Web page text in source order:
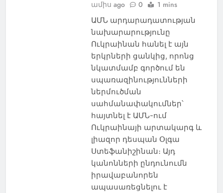
ամիս ago
0 1 mins
ԱՄՆ արդարադատության
նախարարությունը
Ուկրաինան հանել է այն
երկրների ցանկից, որոնց
նկատմամբ գործում են
սպառազինությունների
ներմուծման
սահմանափակումներ՝
հայտնել է ԱՄՆ-ում
Ուկրաինայի արտակարգ և
լիազոր դեսպան Օլգա
Ստեֆանիշինան։ Այդ
կանոնների ընդունումն
իրավաբանորեն
ապասառեցնելու է